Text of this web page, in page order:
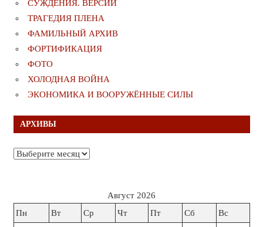
СУЖДЕНИЯ. ВЕРСИИ
ТРАГЕДИЯ ПЛЕНА
ФАМИЛЬНЫЙ АРХИВ
ФОРТИФИКАЦИЯ
ФОТО
ХОЛОДНАЯ ВОЙНА
ЭКОНОМИКА И ВООРУЖЁННЫЕ СИЛЫ
АРХИВЫ
Архивы
Август 2026
Пн
Вт Ср Чт Пт Сб Вс